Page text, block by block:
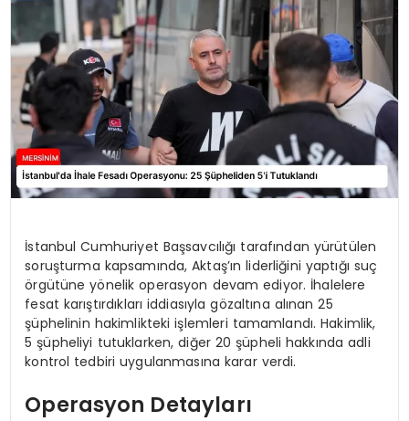
İstanbul Cumhuriyet Başsavcılığı tarafından yürütülen
soruşturma kapsamında, Aktaş’ın liderliğini yaptığı suç
örgütüne yönelik operasyon devam ediyor. İhalelere
fesat karıştırdıkları iddiasıyla gözaltına alınan 25
şüphelinin hakimlikteki işlemleri tamamlandı. Hakimlik,
5 şüpheliyi tutuklarken, diğer 20 şüpheli hakkında adli
kontrol tedbiri uygulanmasına karar verdi.
Operasyon Detayları